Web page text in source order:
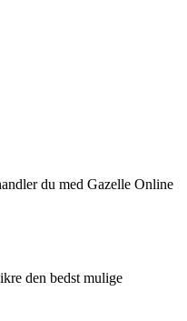
du med Gazelle Online
den bedst mulige